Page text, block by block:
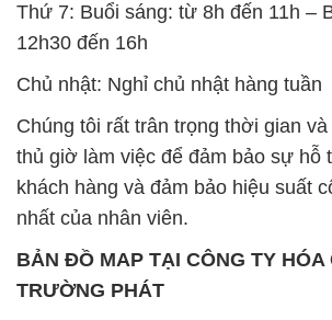
Thứ 7: Buổi sáng: từ 8h đến 11h –
12h30 đến 16h
Chủ nhật: Nghỉ chủ nhật hàng tuần
Chúng tôi rất trân trọng thời gian
thủ giờ làm việc để đảm bảo sự hỗ
khách hàng và đảm bảo hiệu suất
nhất của nhân viên.
BẢN ĐỒ MAP TẠI CÔNG TY
TRƯỜNG PHÁT